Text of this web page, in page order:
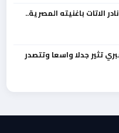
الاتات باغنيته المصرية..
تثير جدلا واسعا وتتصدر